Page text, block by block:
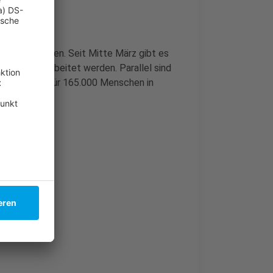
werden. Seit Mitte März gibt es
abgearbeitet werden. Parallel sind
ist für 165.000 Menschen in